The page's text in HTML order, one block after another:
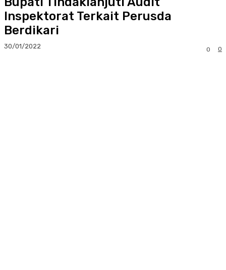
Inspektorat Terkait Perusda
Berdikari
30/01/2022 0
0